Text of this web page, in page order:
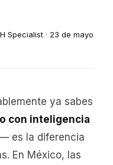
Specialist · 23 de mayo
ya sabes
con inteligencia
es la diferencia
En México, las